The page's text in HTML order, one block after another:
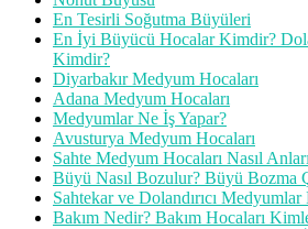
En Tesirli Soğutma Büyüleri
En İyi Büyücü Hocalar Kimdir?
Kimdir?
Diyarbakır Medyum Hocaları
Adana Medyum Hocaları
Medyumlar Ne İş Yapar?
Avusturya Medyum Hocaları
Sahte Medyum Hocaları Nasıl
Büyü Nasıl Bozulur? Büyü Bozma
Sahtekar ve Dolandırıcı Medyumlar
Bakım Nedir? Bakım Hocaları